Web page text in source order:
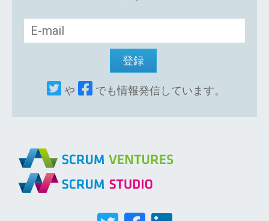
や でも情報発信しています。